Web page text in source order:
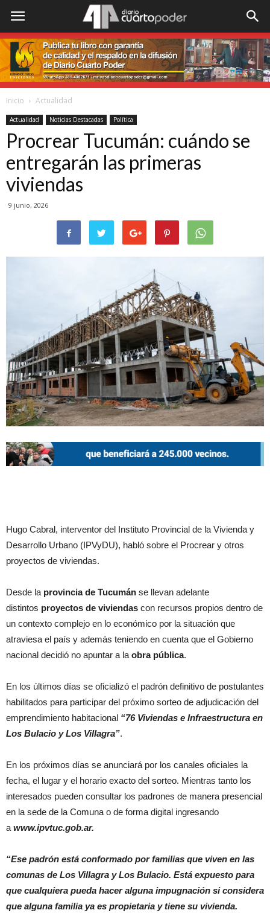
Inicio Actualidad
Actualidad Noticias Destacadas Política
Procrear Tucumán: cuándo se
entregarán las primeras
viviendas
9 junio, 2026
Hugo Cabral, interventor del Instituto Provincial de la Vivienda y
Desarrollo Urbano (IPVyDU), habló sobre el Procrear y otros
proyectos de viviendas.
Desde la provincia de Tucumán se llevan adelante
distintos proyectos de viviendas con recursos propios dentro de
un contexto complejo en lo económico por la situación que
atraviesa el país y además teniendo en cuenta que el Gobierno
nacional decidió no apuntar a la obra pública.
En los últimos días se oficializó el padrón definitivo de postulantes
habilitados para participar del próximo sorteo de adjudicación del
emprendimiento habitacional “76 Viviendas e Infraestructura en
Los Bulacio y Los Villagra”.
En los próximos días se anunciará por los canales oficiales la
fecha, el lugar y el horario exacto del sorteo. Mientras tanto los
interesados pueden consultar los padrones de manera presencial
en la sede de la Comuna o de forma digital ingresando
a www.ipvtuc.gob.ar.
“Ese padrón está conformado por familias que viven en las
comunas de Los Villagra y Los Bulacio. Está expuesto para
que cualquiera pueda hacer alguna impugnación si considera
que alguna familia ya es propietaria y tiene su vivienda.